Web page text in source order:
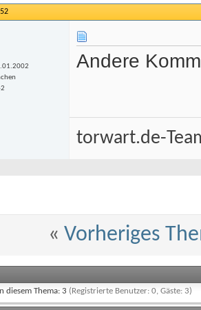
kostenlose porno
Andere
torwart.de-
« Vorheriges
diesem Thema: 3 (Registrierte Benutzer: 0, Gäste: 3)